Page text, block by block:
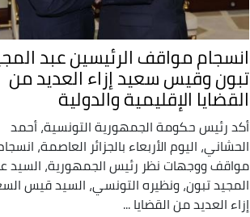
انسجام مواقف الرئيسين عبد
تبون وقيس سعيد إزاء العديد من
القضايا الإقليمية والدولية
أكد رئيس حكومة الجمهورية التونسية، أحمد
الحشاني، اليوم الأربعاء بالجزائر العاصمة،
مواقف ووجهات نظر رئيس الجمهورية، السيد
المجيد تبون، ونظيره التونسي، السيد قيس
إزاء العديد من القضايا ...